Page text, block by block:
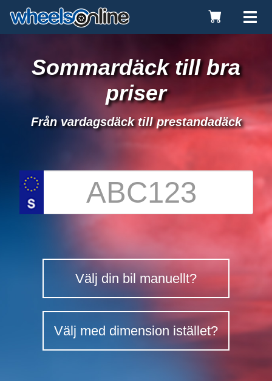
Toggle
Cart
Sommardäck till bra
priser
Från vardagsdäck till prestandadäck
Välj din bil manuellt?
Välj med dimension istället?